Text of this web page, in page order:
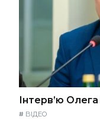
Інтерв’ю
# ВІДЕО